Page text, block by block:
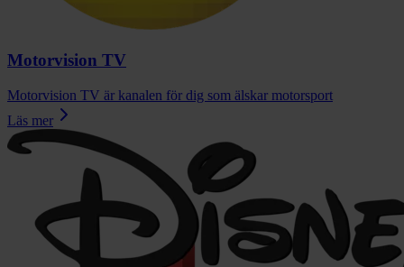
Motorvision TV
Motorvision TV är kanalen för dig som älskar motorsport
Läs mer